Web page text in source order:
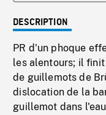
DESCRIPTION
PR d'un phoque
les alentours; il finit
de guillemots de
dislocation de la
guillemot dans